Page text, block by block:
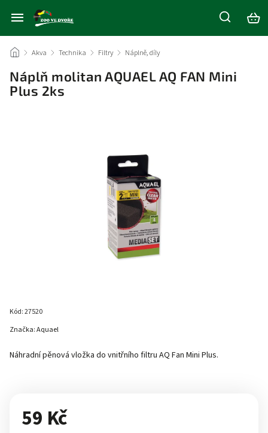
/ Akva / Technika / Filtry / Náplně, díly
Náplň molitan AQUAEL AQ FAN Mini
Plus 2ks
Kód:27520
Náhradní pěnová vložka do vnitřního filtru AQ Fan Mini Plus.
Značka:Aquael
59 Kč